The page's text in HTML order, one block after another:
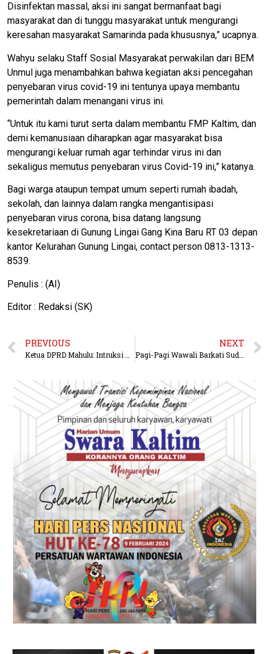
Disinfektan massal, aksi ini sangat bermanfaat bagi
masyarakat dan di tunggu masyarakat untuk mengurangi
keresahan masyarakat Samarinda pada khususnya,” ucapnya.
Wahyu selaku Staff Sosial Masyarakat perwakilan dari BEM
Unmul juga menambahkan bahwa kegiatan aksi pencegahan
penyebaran virus covid-19 ini tentunya upaya membantu
pemerintah dalam menangani virus ini.
“Untuk itu kami turut serta dalam membantu FMP Kaltim, dan
demi kemanusiaan diharapkan agar masyarakat bisa
mengurangi keluar rumah agar terhindar virus ini dan
sekaligus memutus penyebaran virus Covid-19 ini,” katanya.
Bagi warga ataupun tempat umum seperti rumah ibadah,
sekolah, dan lainnya dalam rangka mengantisipasi
penyebaran virus corona, bisa datang langsung
kesekretariaan di Gunung Lingai Gang Kina Baru RT 03 depan
kantor Kelurahan Gunung Lingai, contact person 0813-1313-
8539.
Penulis : (AI)
Editor : Redaksi (SK)
PREVIOUS NEXT